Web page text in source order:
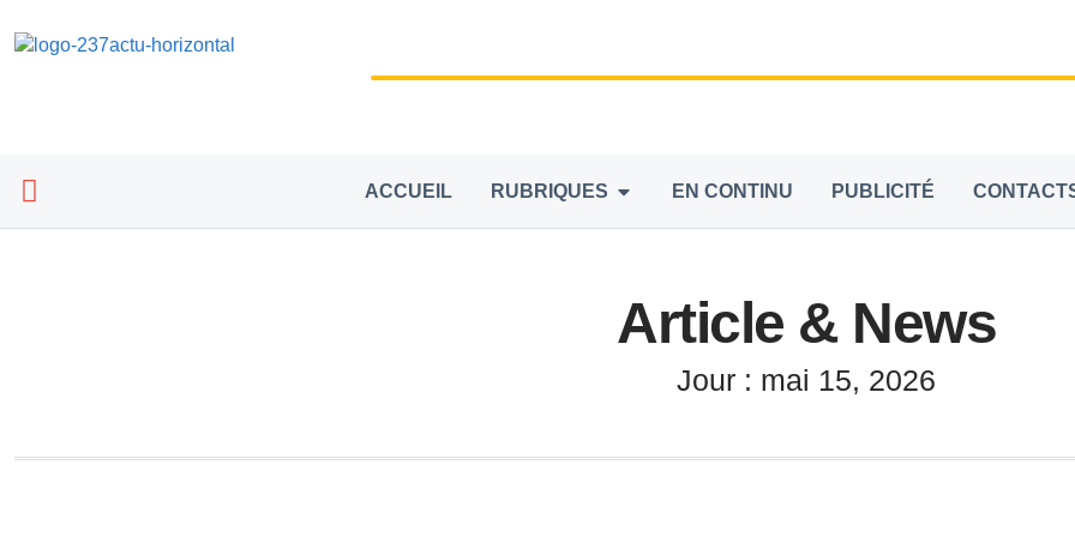
ACCUEIL RUBRIQUES EN CONTINU PUBLICITÉ
Article & News
Jour : mai 15, 2026